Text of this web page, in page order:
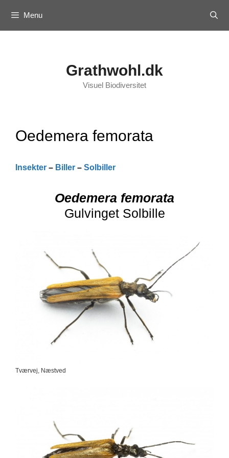
content
Menu
Grathwohl.dk
Visuel Biodiversitet
Oedemera femorata
Insekter – Biller – Solbiller
Oedemera femorata
Gulvinget Solbille
Tværvej, Næstved